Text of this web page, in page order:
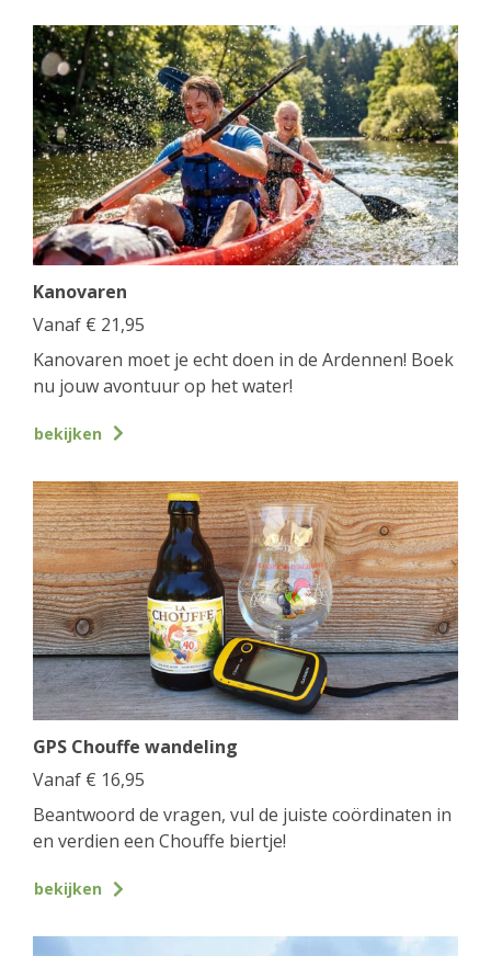
Kanovaren
Vanaf € 21,95
Kanovaren moet je echt doen in de Ardennen! Boek
nu jouw avontuur op het water!
bekijken
GPS Chouffe wandeling
Vanaf € 16,95
Beantwoord de vragen, vul de juiste coördinaten in
en verdien een Chouffe biertje!
bekijken